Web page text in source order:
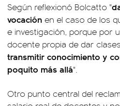
Según reflexionó Bolcatto "
vocación en el caso de los
e investigación, porque por
docente propia de dar
transmitir conocimiento y
poquito más allá".
Otro punto central del